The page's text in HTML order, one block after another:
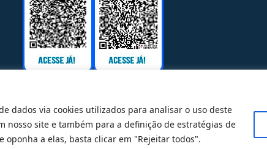
dados via cookies utilizados para analisar o uso deste
site e também para a definição de estratégias de
oponha a elas, basta clicar em "Rejeitar todos".
@ 2025 Todos Direitos Reservados